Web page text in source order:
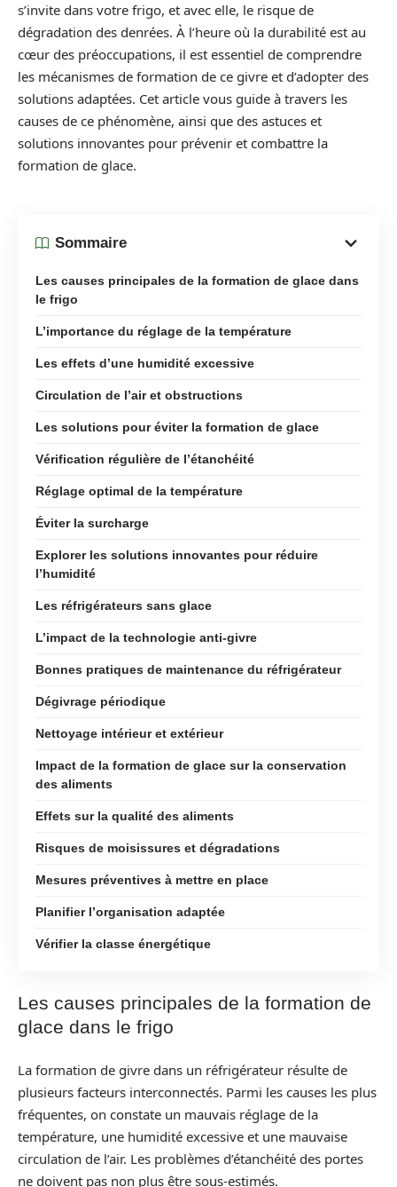
s’invite dans votre frigo, et avec elle, le risque de
dégradation des denrées. À l’heure où la durabilité est au
cœur des préoccupations, il est essentiel de comprendre
les mécanismes de formation de ce givre et d’adopter des
solutions adaptées. Cet article vous guide à travers les
causes de ce phénomène, ainsi que des astuces et
solutions innovantes pour prévenir et combattre la
formation de glace.
Sommaire
Les causes principales de la formation de glace dans
le frigo
L’importance du réglage de la température
Les effets d’une humidité excessive
Circulation de l’air et obstructions
Les solutions pour éviter la formation de glace
Vérification régulière de l’étanchéité
Réglage optimal de la température
Éviter la surcharge
Explorer les solutions innovantes pour réduire
l’humidité
Les réfrigérateurs sans glace
L’impact de la technologie anti-givre
Bonnes pratiques de maintenance du réfrigérateur
Dégivrage périodique
Nettoyage intérieur et extérieur
Impact de la formation de glace sur la conservation
des aliments
Effets sur la qualité des aliments
Risques de moisissures et dégradations
Mesures préventives à mettre en place
Planifier l’organisation adaptée
Vérifier la classe énergétique
Les causes principales de la formation de
glace dans le frigo
La formation de givre dans un réfrigérateur résulte de
plusieurs facteurs interconnectés. Parmi les causes les plus
fréquentes, on constate un mauvais réglage de la
température, une humidité excessive et une mauvaise
circulation de l’air. Les problèmes d’étanchéité des portes
ne doivent pas non plus être sous-estimés.